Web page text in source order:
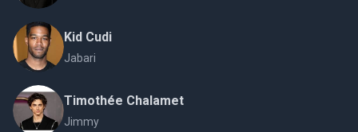
Kid Cudi
Jabari
Timothée Chalamet
Jimmy